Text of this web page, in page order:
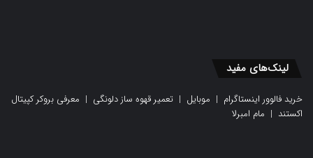
لینک‌های مفید
خرید فالوور اینستاگرام | موبایل | تعمیر قهوه ساز دلونگی | معرفی بروکر کپیتال
اکستند | مام امبرلا